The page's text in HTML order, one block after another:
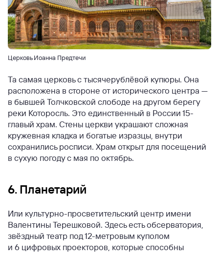
Церковь Иоанна Предтечи
Та самая церковь с тысячерублёвой купюры. Она
расположена в стороне от исторического центра —
в бывшей Толчковской слободе на другом берегу
реки Которосль. Это единственный в России 15-
главый храм. Стены церкви украшают сложная
кружевная кладка и богатые изразцы, внутри
сохранились росписи. Храм открыт для посещений
в сухую погоду с мая по октябрь.
6. Планетарий
Или культурно-просветительский центр имени
Валентины Терешковой. Здесь есть обсерватория,
звёздный театр под 12-метровым куполом
и 6 цифровых проекторов, которые способны